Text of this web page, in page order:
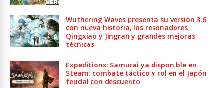
Wuthering Waves presenta su versión 3.6
con nueva historia, los resonadores
Qingxiao y Jingran y grandes mejoras
técnicas
Expeditions: Samurai ya disponible en
Steam: combate táctico y rol en el Japón
feudal con descuento